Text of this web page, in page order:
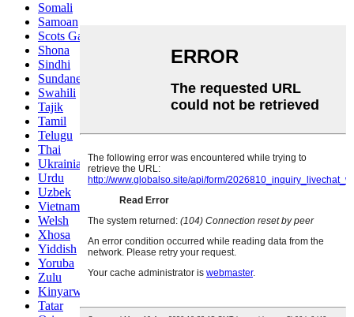
Somali
Samoan
Scots Gaelic
Shona
Sindhi
Sundanese
Swahili
Tajik
Tamil
Telugu
Thai
Ukrainian
Urdu
Uzbek
Vietnamese
Welsh
Xhosa
Yiddish
Yoruba
Zulu
Kinyarwanda
Tatar